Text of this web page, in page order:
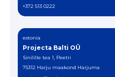
+372 513 0222
estonia
Projecta Balti OÜ
Sinilille tea 1, Peetri
75312 Harju maakond Harjuma